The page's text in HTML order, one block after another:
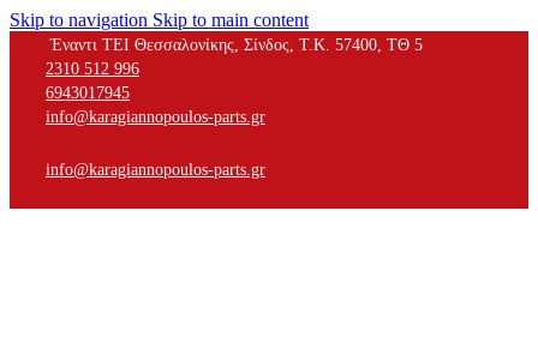
Skip to navigation Skip to main content
Έναντι ΤΕΙ Θεσσαλονίκης, Σίνδος, Τ.Κ. 57400, ΤΘ 5
2310 512 996
6943017945
info@karagiannopoulos-parts.gr
info@karagiannopoulos-parts.gr